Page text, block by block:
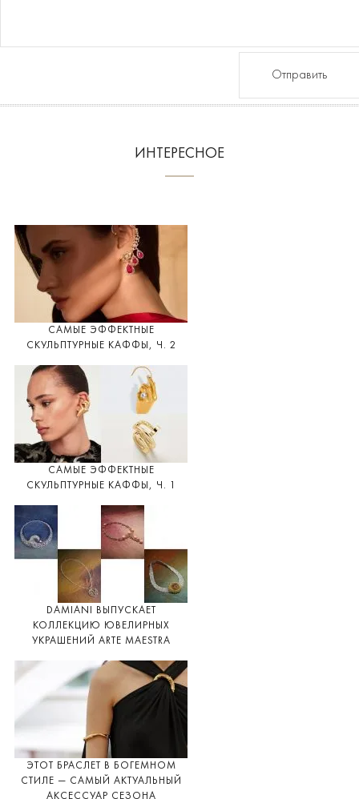
Отправить
ИНТЕРЕСНОЕ
САМЫЕ ЭФФЕКТНЫЕ
СКУЛЬПТУРНЫЕ КАФФЫ, Ч. 2
САМЫЕ ЭФФЕКТНЫЕ
СКУЛЬПТУРНЫЕ КАФФЫ, Ч. 1
DAMIANI ВЫПУСКАЕТ
КОЛЛЕКЦИЮ ЮВЕЛИРНЫХ
УКРАШЕНИЙ ARTE MAESTRA
ЭТОТ БРАСЛЕТ В БОГЕМНОМ
СТИЛЕ — САМЫЙ АКТУАЛЬНЫЙ
АКСЕССУАР СЕЗОНА